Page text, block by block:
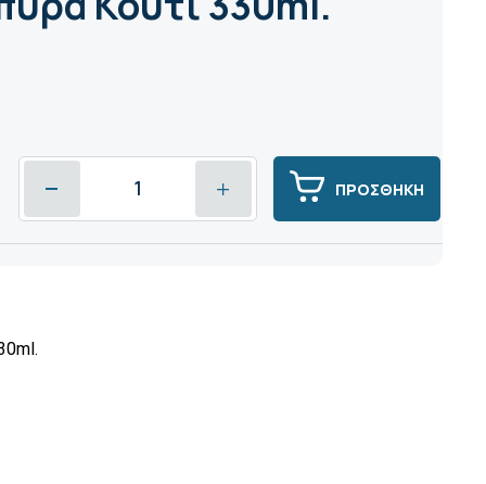
ΠΡΟΣΘΗΚΗ